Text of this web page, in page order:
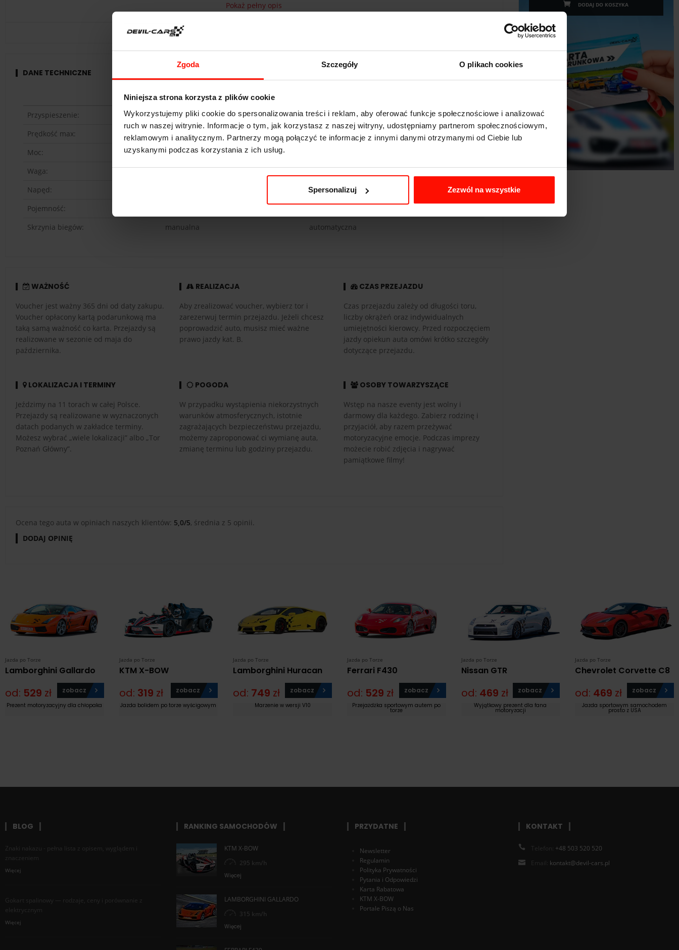
Zgoda Szczegóły O plikach cookies
Niniejsza strona korzysta z plików cookie
Wykorzystujemy pliki cookie do spersonalizowania treści i reklam, aby oferować funkcje społecznościowe i analizować
ruch w naszej witrynie. Informacje o tym, jak korzystasz z naszej witryny, udostępniamy partnerom społecznościowym,
reklamowym i analitycznym. Partnerzy mogą połączyć te informacje z innymi danymi otrzymanymi od Ciebie lub
uzyskanymi podczas korzystania z ich usług.
Spersonalizuj Zezwól na wszystkie
Pokaż pełny opis
DANE TECHNICZNE
KTM X-BOW
Przyspieszenie:
3.9s do 100 km/h 3.4s do 100 km/h
Prędkość max:
220 km/h 315 km/h
Moc:
240KM
Waga:
740kg 1630kg
Napęd:
4x4
Pojemność:
Skrzynia biegów:
manualna automatyczna
WAŻNOŚĆ
Voucher jest ważny 365 dni od daty zakupu.
Voucher opłacony kartą podarunkową ma
taką samą ważność co karta. Przejazdy są
realizowane w sezonie od maja do
października.
REALIZACJA
Aby zrealizować voucher, wybierz tor i
zarezerwuj termin przejazdu. Jeżeli chcesz
poprowadzić auto, musisz mieć ważne
prawo jazdy kat. B.
CZAS PRZEJAZDU
Czas przejazdu zależy od długości toru,
liczby okrążeń oraz indywidualnych
umiejętności kierowcy. Przed rozpoczęciem
jazdy opiekun auta omówi krótko szczegóły
dotyczące przejazdu.
LOKALIZACJA I TERMINY
Jeździmy na 11 torach w całej Polsce.
Przejazdy są realizowane w wyznaczonych
datach podanych w zakładce terminy.
Możesz wybrać „wiele lokalizacji” albo „Tor
Poznań Główny”.
POGODA
W przypadku wystąpienia niekorzystnych
warunków atmosferycznych, istotnie
zagrażających bezpieczeństwu przejazdu,
możemy zaproponować ci wymianę auta,
zmianę terminu lub godziny przejazdu.
OSOBY TOWARZYSZĄCE
Wstęp na nasze eventy jest wolny i
darmowy dla każdego. Zabierz rodzinę i
przyjaciół, aby razem przeżywać
motoryzacyjne emocje. Podczas imprezy
możecie robić zdjęcia i nagrywać
pamiątkowe filmy!
Ocena tego auta w opiniach naszych klientów: 5,0/5, średnia z 5 opinii.
DODAJ OPINIĘ
DODAJ DO KOSZYKA
Jazda po Torze
Lamborghini Gallardo
od: 529 zł zobacz
Prezent motoryzacyjny dla chłopaka
Jazda po Torze
KTM X-BOW
od: 319 zł zobacz
Jazda bolidem po torze wyścigowym
Jazda po Torze
Lamborghini Huracan
od: 749 zł zobacz
Marzenie w wersji V10
Jazda po Torze
Ferrari F430
od: 529 zł zobacz
Przejażdżka sportowym autem po
torze
Jazda po Torze
Nissan GTR
od: 469 zł zobacz
Wyjątkowy prezent dla fana
motoryzacji
Jazda po Torze
Chevrolet Corvette C8
od: 469 zł zobacz
Jazda sportowym samochodem
prosto z USA
BLOG
Znaki nakazu - pełna lista z opisem, wyglądem i
znaczeniem
Więcej
Gokart spalinowy — rodzaje, ceny i porównanie z
elektrycznym
Więcej
RANKING SAMOCHODÓW
KTM X-BOW
295 km/h
Więcej
LAMBORGHINI GALLARDO
315 km/h
Więcej
PRZYDATNE
Newsletter
Regulamin
Polityka Prywatności
Pytania i Odpowiedzi
Karta Rabatowa
KTM X-BOW
Portale Piszą o Nas
KONTAKT
Telefon: +48 503 520 520
Email: kontakt@devil-cars.pl